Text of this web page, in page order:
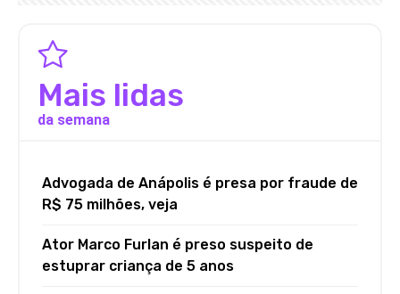
Mais lidas
da semana
Advogada de Anápolis é presa por fraude de
R$ 75 milhões, veja
Ator Marco Furlan é preso suspeito de
estuprar criança de 5 anos